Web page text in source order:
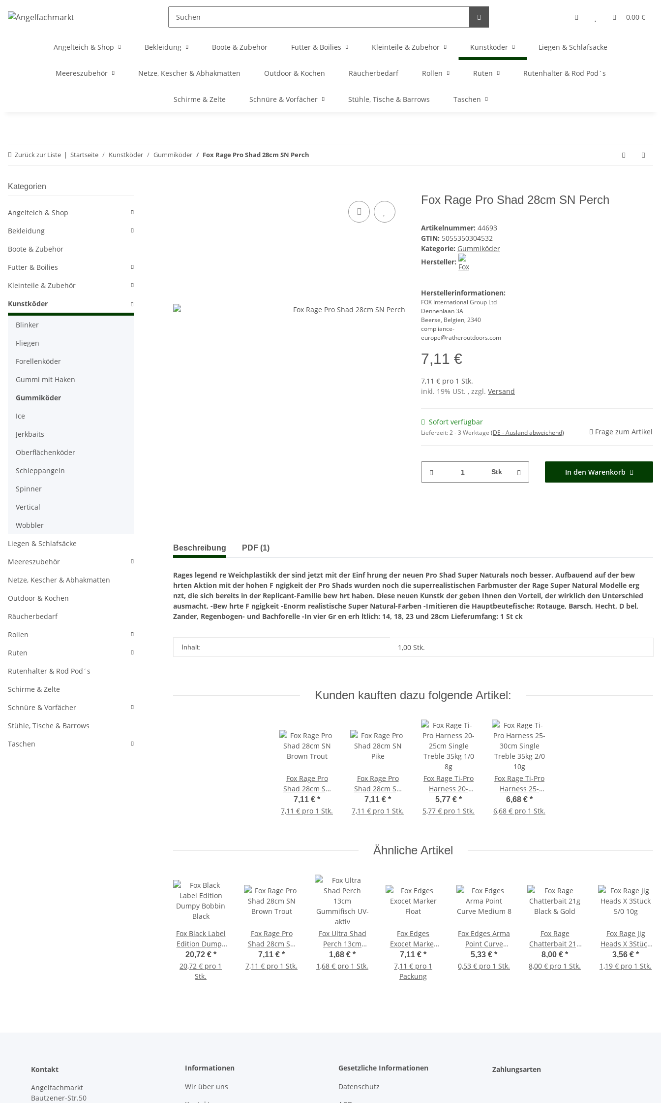
0,00 €
Angelteich & Shop Bekleidung Boote & Zubehör Futter & Boilies Kleinteile & Zubehör Kunstköder Liegen & Schlafsäcke
Meereszubehör Netze, Kescher & Abhakmatten Outdoor & Kochen Räucherbedarf Rollen Ruten Rutenhalter & Rod Pod´s
Schirme & Zelte Schnüre & Vorfächer Stühle, Tische & Barrows Taschen
Zurück zur Liste Startseite Kunstköder Gummiköder Fox Rage Pro Shad 28cm SN Perch
Fox Rage Pro Shad 28cm SN Perch
Artikelnummer: 44693
GTIN: 5055350304532
Kategorie: Gummiköder
Hersteller:
Herstellerinformationen:
FOX International Group Ltd
Dennenlaan 3A
Beerse, Belgien, 2340
compliance-
europe@ratheroutdoors.com
7,11 €
7,11 € pro 1 Stk.
inkl. 19% USt. , zzgl. Versand
Sofort verfügbar
Lieferzeit:2 - 3 Werktage (DE - Ausland abweichend) Frage zum Artikel
Stk In den Warenkorb
weitere Registerkarten anzeigen
Beschreibung PDF (1)
Rages legend re Weichplastikk der sind jetzt mit der Einf hrung der neuen Pro Shad Super Naturals noch besser. Aufbauend auf der bew
hrten Aktion mit der hohen F ngigkeit der Pro Shads wurden noch die superrealistischen Farbmuster der Rage Super Natural Modelle erg
nzt, die sich bereits in der Replicant-Familie bew hrt haben. Diese neuen Kunstk der geben Ihnen den Vorteil, der wirklich den Unterschied
ausmacht. -Bew hrte F ngigkeit -Enorm realistische Super Natural-Farben -Imitieren die Hauptbeutefische: Rotauge, Barsch, Hecht, D bel,
Zander, Regenbogen- und Bachforelle -In vier Gr en erh ltlich: 14, 18, 23 und 28cm Lieferumfang: 1 St ck
Produkteigenschaft
Wert
Inhalt: 1,00 Stk.
Kunden kauften dazu folgende Artikel:
Fox Rage Pro
Shad 28cm SN
Brown Trout
7,11 € *
7,11 € pro 1 Stk.
Fox Rage Pro
Shad 28cm SN
Pike
7,11 € *
7,11 € pro 1 Stk.
Fox Rage Ti-Pro
Harness 20-
25cm Single
Treble 35kg 1/0
5,77 € *
5,77 € pro 1 Stk.
Fox Rage Ti-Pro
Harness 25-
30cm Single
Treble 35kg 2/0
6,68 € *
6,68 € pro 1 Stk.
Ähnliche Artikel
Fox Black Label
Edition Dumpy
Bobbin Black
20,72 € *
20,72 € pro 1
Stk.
Fox Rage Pro
Shad 28cm SN
Brown Trout
7,11 € *
7,11 € pro 1 Stk.
Fox Ultra Shad
Perch 13cm
Gummifisch UV-
aktiv
1,68 € *
1,68 € pro 1 Stk.
Fox Edges
Exocet Marker
Float
7,11 € *
7,11 € pro 1
Packung
Fox Edges Arma
Point Curve
Medium 8
5,33 € *
0,53 € pro 1 Stk.
Fox Rage
Chatterbait 21g
Black & Gold
8,00 € *
8,00 € pro 1 Stk.
Fox Rage Jig
Heads X 3Stück
5/0 10g
3,56 € *
1,19 € pro 1 Stk.
Kategorien
Angelteich & Shop
Bekleidung
Boote & Zubehör
Futter & Boilies
Kleinteile & Zubehör
Kunstköder
Blinker
Fliegen
Forellenköder
Gummi mit Haken
Gummiköder
Ice
Jerkbaits
Oberflächenköder
Schleppangeln
Spinner
Vertical
Wobbler
Liegen & Schlafsäcke
Meereszubehör
Netze, Kescher & Abhakmatten
Outdoor & Kochen
Räucherbedarf
Rollen
Ruten
Rutenhalter & Rod Pod´s
Schirme & Zelte
Schnüre & Vorfächer
Stühle, Tische & Barrows
Taschen
Kontakt
Angelfachmarkt
Bautzener-Str.50
Informationen
Wir über uns
Gesetzliche Informationen
Datenschutz
Zahlungsarten